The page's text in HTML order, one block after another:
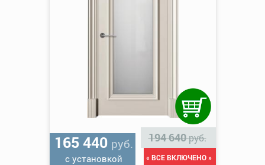
165 440 руб.
с установкой
194 640руб.
« ВСЕ ВКЛЮЧЕНО »